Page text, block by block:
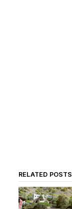
RELATED POSTS